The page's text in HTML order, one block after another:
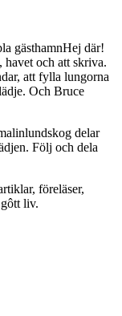
Hej där!
och att skriva.
att fylla lungorna
Och Bruce
delar
Följ och dela
föreläser,
liv.